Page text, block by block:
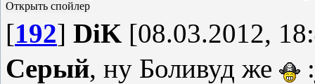
[192] DiK [08.03.2012,
Серый, ну Боливуд же